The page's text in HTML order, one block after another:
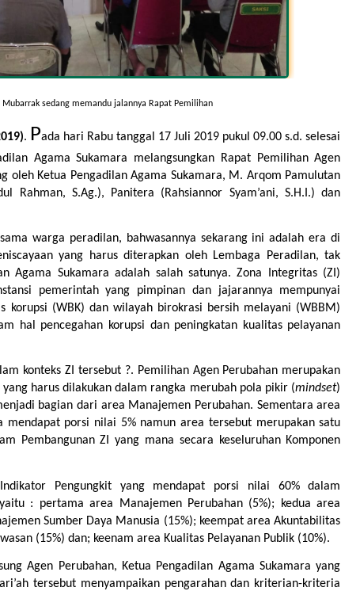
Mubarrak sedang memandu jalannya Rapat Pemilihan
. Pada hari Rabu tanggal 17 Juli 2019 pukul 09.00 s.d. selesai
Agama Sukamara melangsungkan Rapat Pemilihan Agen
oleh Ketua Pengadilan Agama Sukamara, M. Arqom Pamulutan
Rahman, S.Ag.), Panitera (Rahsiannor Syam’ani, S.H.I.) dan
warga peradilan, bahwasannya sekarang ini adalah era di
yang harus diterapkan oleh Lembaga Peradilan, tak
Agama Sukamara adalah salah satunya. Zona Integritas (ZI)
pemerintah yang pimpinan dan jajarannya mempunyai
korupsi (WBK) dan wilayah birokrasi bersih melayani (WBBM)
hal pencegahan korupsi dan peningkatan kualitas pelayanan
konteks ZI tersebut ?. Pemilihan Agen Perubahan merupakan
harus dilakukan dalam rangka merubah pola pikir (mindset)
bagian dari area Manajemen Perubahan. Sementara area
mendapat porsi nilai 5% namun area tersebut merupakan satu
Pembangunan ZI yang mana secara keseluruhan Komponen
Pengungkit yang mendapat porsi nilai 60% dalam
: pertama area Manajemen Perubahan (5%); kedua area
Sumber Daya Manusia (15%); keempat area Akuntabilitas
(15%) dan; keenam area Kualitas Pelayanan Publik (10%).
Agen Perubahan, Ketua Pengadilan Agama Sukamara yang
tersebut menyampaikan pengarahan dan kriterian-kriteria